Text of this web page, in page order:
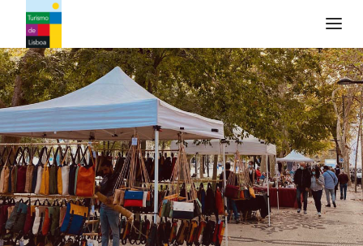
Logo di Turismo de Lisboa